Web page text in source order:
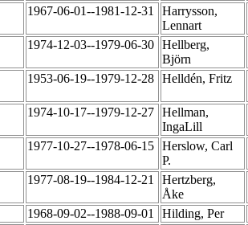
1967-06-01--1981-12-31
Harrysson,
Lennart
1974-12-03--1979-06-30 Hellberg,
Björn
1953-06-19--1979-12-28 Helldén, Fritz
1974-10-17--1979-12-27 Hellman,
IngaLill
1977-10-27--1978-06-15 Herslow, Carl
P.
1977-08-19--1984-12-21
Hertzberg,
Åke
1968-09-02--1988-09-01 Hilding, Per